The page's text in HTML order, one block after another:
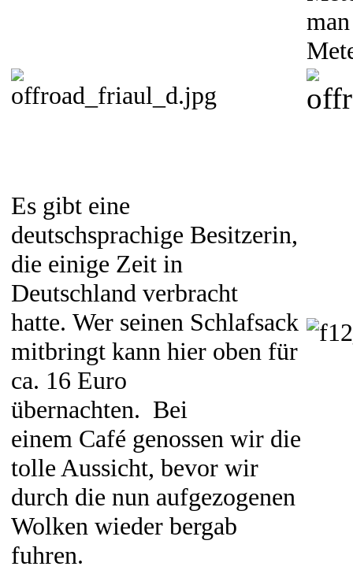
Es gibt eine
deutschsprachige Besitzerin,
die einige Zeit in
Deutschland verbracht
hatte. Wer seinen Schlafsack
mitbringt kann hier oben für
ca. 16 Euro
übernachten. Bei
einem Café genossen wir die
tolle Aussicht, bevor wir
durch die nun aufgezogenen
Wolken wieder bergab
fuhren.